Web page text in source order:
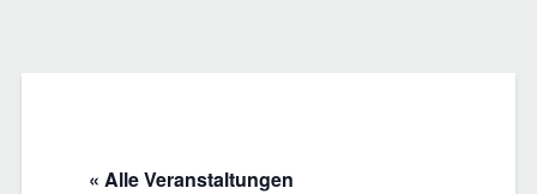
« Alle Veranstaltungen